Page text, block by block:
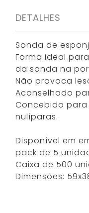
DETALHES
Sonda de
Forma ideal
da sonda na
Não provoca
Aconselhado
Concebido
nulíparas.
Disponível em
pack de 5
Caixa de 500
Dimensões: